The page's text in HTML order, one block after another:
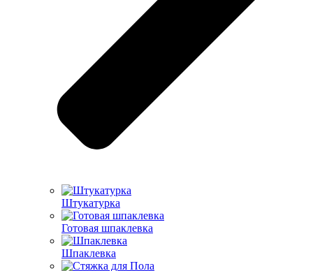
Штукатурка
Готовая шпаклевка
Шпаклевка